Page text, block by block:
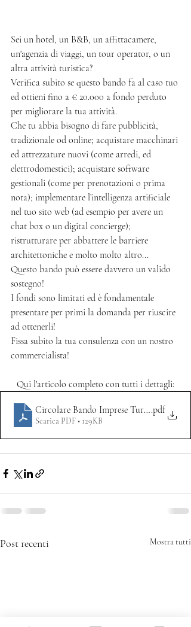
Sei un hotel, un B&B, un affittacamere,
un'agenzia di viaggi, un tour operator, o un
altra attività turistica?
Verifica subito se questo bando fa al caso tuo
ed ottieni fino a € 20.000 a fondo perduto
per migliorare la tua attività.
Che tu abbia bisogno di fare pubblicità,
tradizionale od online; acquistare macchinari
ed attrezzature nuovi (come arredi, ed
elettrodomestici); acquistare software
gestionali (come per prenotazioni o prima
nota); implementare l’intelligenza artificiale
nel tuo sito web (ad esempio per avere un
chat box o un digital concierge);
ristrutturare per abbattere le barriere
architettoniche e molto molto altro...
Questo bando può essere davvero un valido
sostegno!
I fondi sono limitati ed è fondamentale
presentare per primi la domanda per riuscire
ad ottenerli!
Fissa subito la tua consulenza con un nostro
commercialista!
Qui l'articolo completo con tutti i dettagli:
Circolare Bando Imprese Turistiche
.pdf
Scarica PDF • 129KB
Post recenti Mostra tutti